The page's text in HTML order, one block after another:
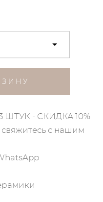
ШТУК - СКИДКА 10%
с нашим